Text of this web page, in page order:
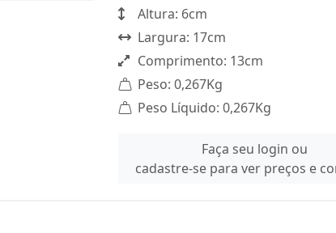
Altura: 6cm
Largura: 17cm
Comprimento: 13cm
Peso: 0,267Kg
Peso Líquido: 0,267Kg
Faça seu login ou
cadastre-se para ver preços e